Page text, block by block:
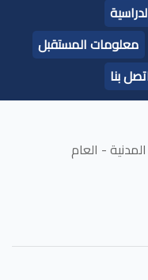
معلومات المستقبل
بنا
- العام